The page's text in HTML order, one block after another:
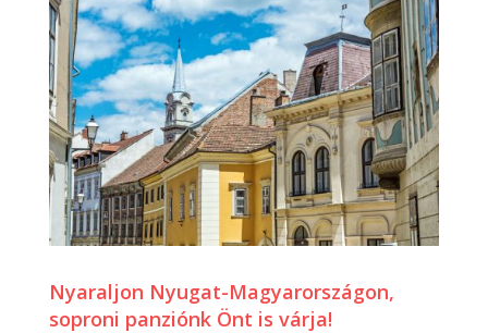
Nyaraljon Nyugat-Magyarországon,
soproni panziónk Önt is várja!